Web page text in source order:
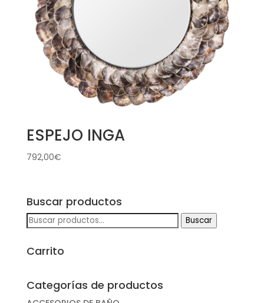
ESPEJO INGA
792,00€
Buscar productos
Buscar
por:
Buscar
Carrito
Categorías de productos